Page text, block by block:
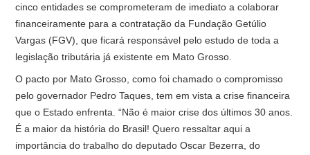
cinco entidades se comprometeram de imediato a colaborar
financeiramente para a contratação da Fundação Getúlio
Vargas (FGV), que ficará responsável pelo estudo de toda a
legislação tributária já existente em Mato Grosso.
O pacto por Mato Grosso, como foi chamado o compromisso
pelo governador Pedro Taques, tem em vista a crise financeira
que o Estado enfrenta. “Não é maior crise dos últimos 30 anos.
É a maior da história do Brasil! Quero ressaltar aqui a
importância do trabalho do deputado Oscar Bezerra, do